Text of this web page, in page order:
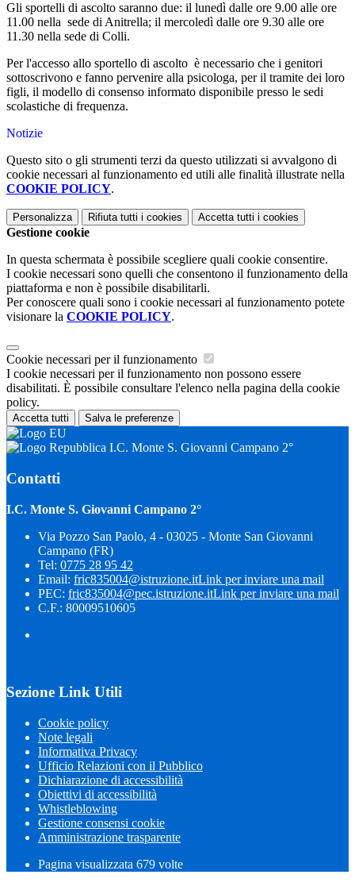
Gli sportelli di ascolto saranno due: il lunedì dalle ore 9.00 alle ore
11.00 nella sede di Anitrella; il mercoledì dalle ore 9.30 alle ore
11.30 nella sede di Colli.
Per l'accesso allo sportello di ascolto è necessario che i genitori
sottoscrivono e fanno pervenire alla psicologa, per il tramite dei loro
figli, il modello di consenso informato disponibile presso le sedi
scolastiche di frequenza.
Notizie
Questo sito o gli strumenti terzi da questo utilizzati si avvalgono di
cookie necessari al funzionamento ed utili alle finalità illustrate nella
COOKIE POLICY.
Personalizza Rifiuta tutti i cookies Accetta tutti i cookies
Gestione cookie
In questa schermata è possibile scegliere quali cookie consentire.
I cookie necessari sono quelli che consentono il funzionamento della
piattaforma e non è possibile disabilitarli.
Per conoscere quali sono i cookie necessari al funzionamento potete
visionare la COOKIE POLICY.
Cookie necessari per il funzionamento
I cookie necessari per il funzionamento non possono essere
disabilitati. È possibile consultare l'elenco nella pagina della cookie
policy.
Accetta tutti Salva le preferenze
I.C. Monte S. Giovanni Campano 2°
Contatti
I.C. Monte S. Giovanni Campano 2°
Via Pozzo San Paolo, 4 - 03025 - Monte San Giovanni
Campano (FR)
Tel: 0775 28 95 42
Email: fric835004@istruzione.itLink per inviare una mail
PEC: fric835004@pec.istruzione.itLink per inviare una mail
C.F.: 80009510605
Sezione Link Utili
Cookie policy
Note legali
Informativa Privacy
Ufficio Relazioni con il Pubblico
Dichiarazione di accessibilità
Obiettivi di accessibilità
Whistleblowing
Gestione consensi cookie
Amministrazione trasparente
Pagina visualizzata 679 volte